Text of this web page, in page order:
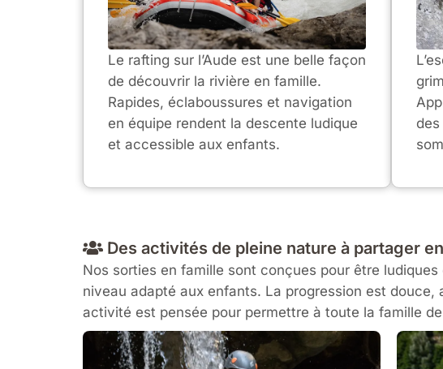
Le rafting sur l’Aude est une belle façon
de découvrir la rivière en famille.
Rapides, éclaboussures et navigation
en équipe rendent la descente ludique
et accessible aux enfants.
Des activités de pleine nature à partager
Nos sorties en famille sont conçues pour être
niveau adapté aux enfants. La progression est
activité est pensée pour permettre à toute la famille